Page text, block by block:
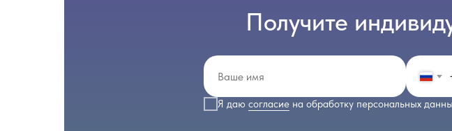
Получите
Я даю согласие на обработку персональных